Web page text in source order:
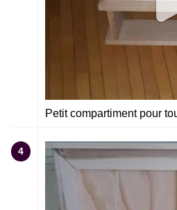
Petit compartiment pour
4